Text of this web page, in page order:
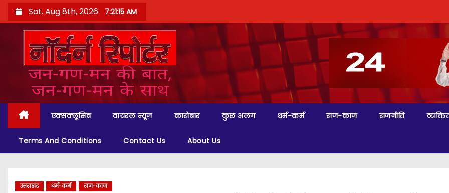
k
o
Sat. Aug 8th, 2026 7:21:16 AM
एक्सक्लूसिव वायरल न्यूज़ कारोबार कुछ अलग धर्म-कर्म राज-काज राजनीति
Terms And Conditions Contact Us About Us
उत्तराखंड धर्म-कर्म राज-काज